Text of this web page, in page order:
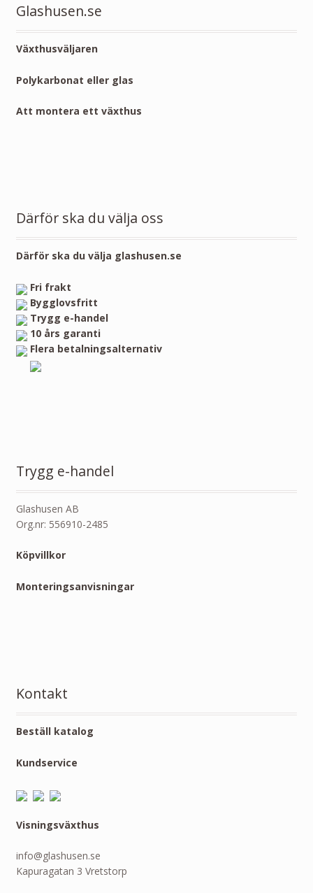
Glashusen.se
Växthusväljaren
Polykarbonat eller glas
Att montera ett växthus
Därför ska du välja oss
Därför ska du välja glashusen.se
Fri frakt
Bygglovsfritt
Trygg e-handel
10 års garanti
Flera betalningsalternativ
Trygg e-handel
Glashusen AB
Org.nr: 556910-2485
Köpvillkor
Monteringsanvisningar
Kontakt
Beställ katalog
Kundservice
Visningsväxthus
info@glashusen.se
Kapuragatan 3 Vretstorp